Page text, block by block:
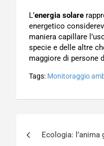
L’energia solare
energetico
maniera capillare
specie e delle altre
maggiore di persone
Tags: Monitoraggio
Ecologia: l’anima